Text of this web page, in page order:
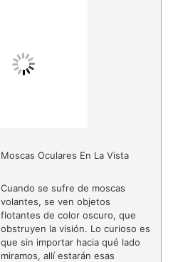
Moscas Oculares En La Vista
Cuando se sufre de moscas
volantes, se ven objetos
flotantes de color oscuro, que
obstruyen la visión. Lo curioso es
que sin importar hacia qué lado
miramos, allí estarán esas